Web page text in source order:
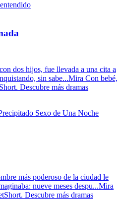
dos hijos, fue llevada a una cita a
sin sabe...Mira Con bebé,
Descubre más dramas
Sexo de Una Noche
más poderoso de la ciudad le
nueve meses despu...Mira
Descubre más dramas